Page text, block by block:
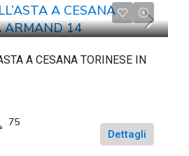
A CESANA TORINESE IN
75
Dettagli